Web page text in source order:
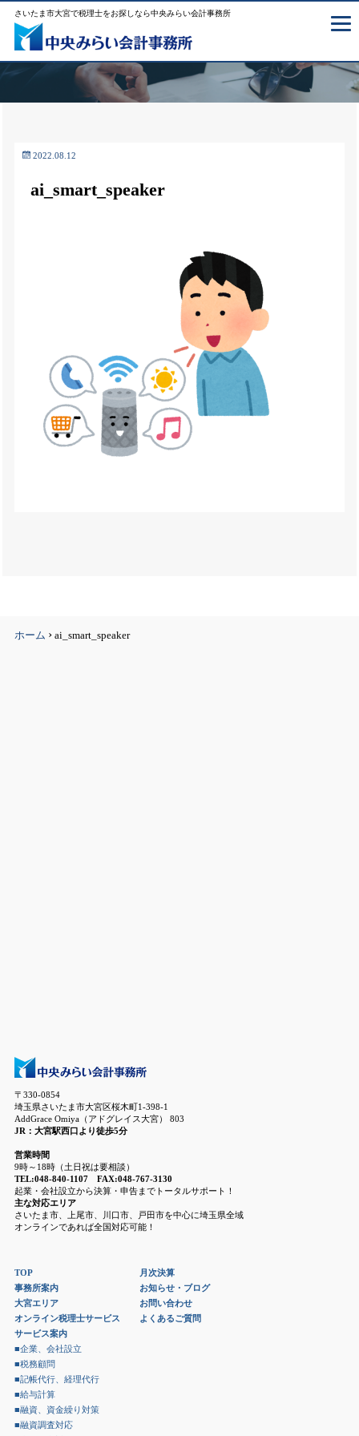
さいたま市大宮で税理士をお探しなら中央みらい会計事務所
2022.08.12
ai_smart_speaker
ホーム ›ai_smart_speaker
〒330-0854
埼玉県さいたま市大宮区桜木町1-398-1
AddGrace Omiya（アドグレイス大宮） 803
JR：大宮駅西口より徒歩5分
営業時間
9時～18時（土日祝は要相談）
TEL:048-840-1107 FAX:048-767-3130
起業・会社設立から決算・申告までトータルサポート！
主な対応エリア
さいたま市、上尾市、川口市、戸田市を中心に埼玉県全域
オンラインであれば全国対応可能！
TOP
事務所案内
大宮エリア
オンライン税理士サービス
サービス案内
■企業、会社設立
■税務顧問
■記帳代行、経理代行
■給与計算
■融資、資金繰り対策
■融資調査対応
月次決算
お知らせ・ブログ
お問い合わせ
よくあるご質問